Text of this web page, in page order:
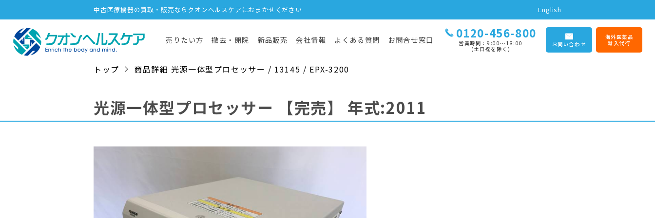
中古医療機器の買取・販売ならクオンヘルスケアにおまかせください English
売りたい方 撤去・閉院 新品販売 会社情報 よくある質問 お問合せ窓口 0120-456-800
営業時間：9:00〜18:00
(土日祝を除く)
お問い合わせ
海外医薬品
輸入代行
トップ 商品詳細 光源一体型プロセッサー / 13145 / EPX-3200
光源一体型プロセッサー 【完売】 年式:2011